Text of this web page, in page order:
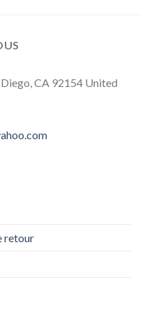
CA 92154 United
retour